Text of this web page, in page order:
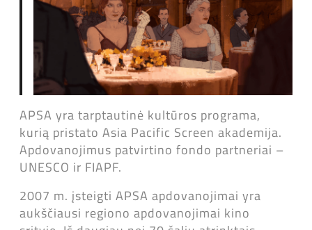
APSA yra tarptautinė kultūros programa,
kurią pristato Asia Pacific Screen akademija.
Apdovanojimus patvirtino fondo partneriai –
UNESCO ir FIAPF.
2007 m. įsteigti APSA apdovanojimai yra
aukščiausi regiono apdovanojimai kino